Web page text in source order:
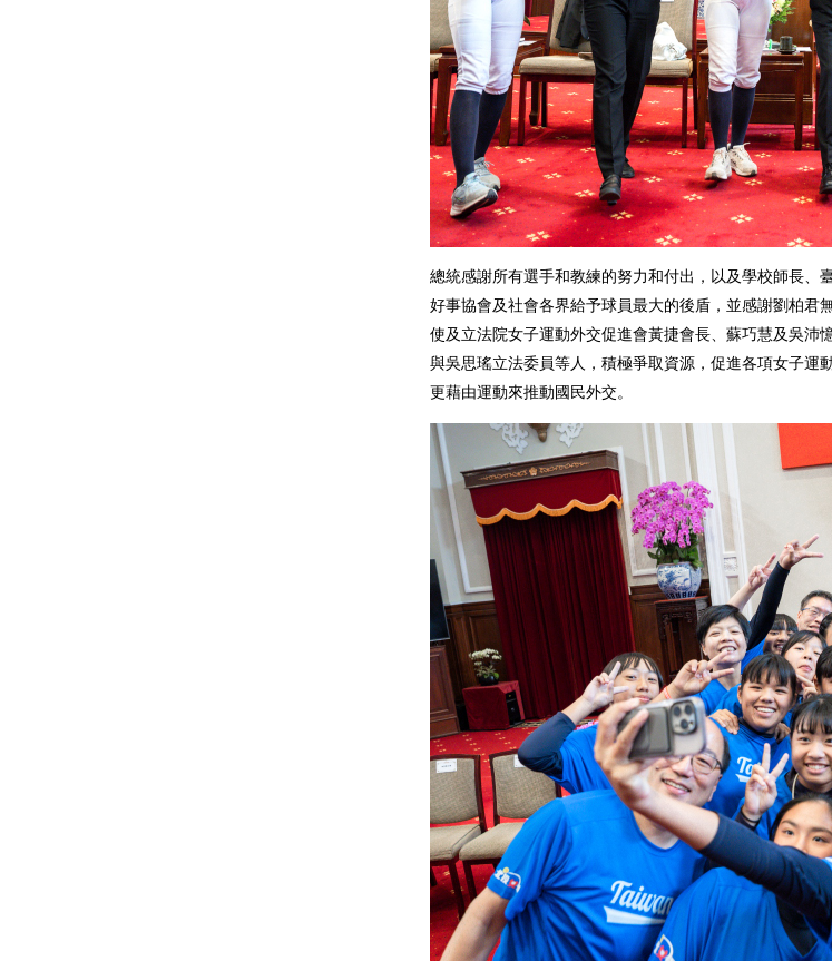
總統感謝所有選手和教練的努力和付出，以及學校師長、
好事協會及社會各界給予球員最大的後盾，並感謝劉柏君
使及立法院女子運動外交促進會黃捷會長、蘇巧慧及吳沛
與吳思瑤立法委員等人，積極爭取資源，促進各項女子運
更藉由運動來推動國民外交。